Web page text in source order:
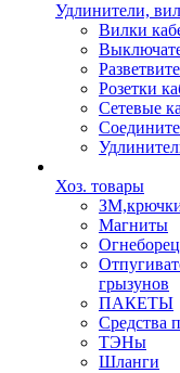
Удлинители,
Вилки
Розетки
Сетевые
Хоз. товары
Магниты
Огнеборец
грызунов
ПАКЕТЫ
Средства
ТЭНы
Шланги